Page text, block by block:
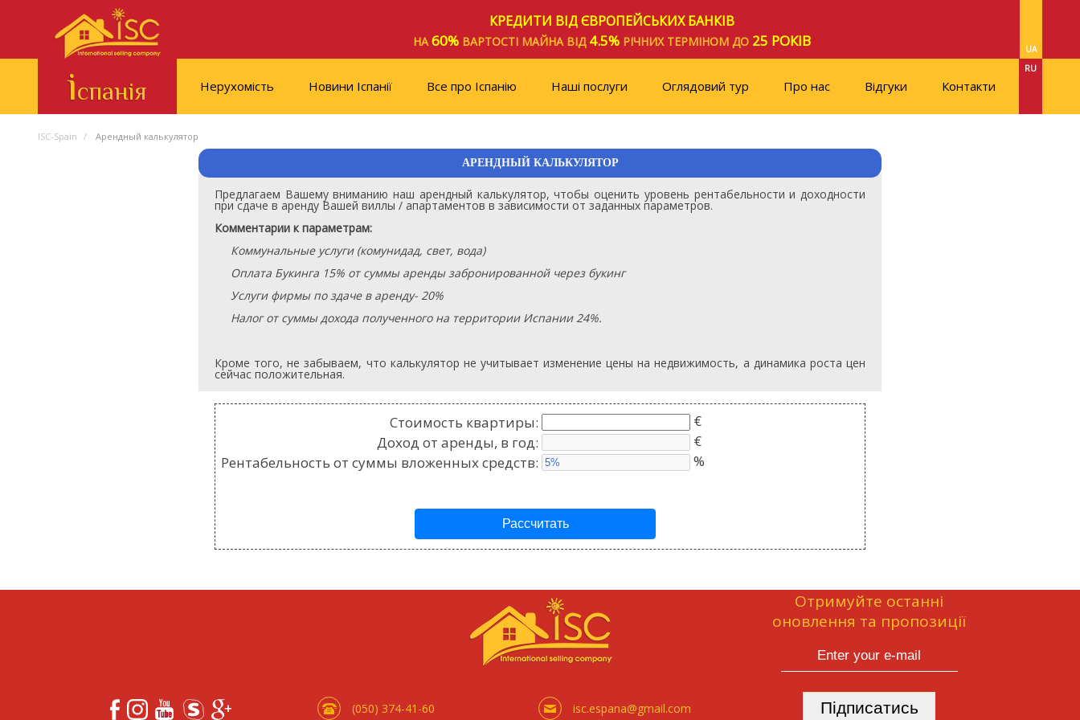
КРЕДИТИ ВІД ЄВРОПЕЙСЬКИХ БАНКІВ
НА60%ВАРТОСТІ МАЙНА ВІД 4.5%РІЧНИХ ТЕРМІНОМ ДО 25 РОКІВ
іспанія Нерухомість Новини Іспанії Все про Іспанію Наші послуги Оглядовий тур Про нас Відгуки Контакти
UA
RU
ISC-Spain Арендный калькулятор
АРЕНДНЫЙ КАЛЬКУЛЯТОР
Предлагаем Вашему вниманию наш арендный калькулятор, чтобы оценить уровень рентабельности и доходности
при сдаче в аренду Вашей виллы / апартаментов в зависимости от заданных параметров.
Комментарии к параметрам:
Коммунальные услуги (комунидад, свет, вода)
Оплата Букинга 15% от суммы аренды забронированной через букинг
Услуги фирмы по здаче в аренду- 20%
Налог от суммы дохода полученного на территории Испании 24%.
Кроме того, не забываем, что калькулятор не учитывает изменение цены на недвижимость, а динамика роста цен
сейчас положительная.
Стоимость квартиры:
€
Доход от аренды, в год:
€
Рентабельность от суммы вложенных средств:
%
(050) 374-41-60 isc.espana@gmail.com
Отримуйте останні
оновлення та пропозиції
Підписатись